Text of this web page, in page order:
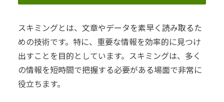
スキミングとは、文章やデータを素早く読み取るた
めの技術です。特に、重要な情報を効率的に見つけ
出すことを目的としています。スキミングは、多く
の情報を短時間で把握する必要がある場面で非常に
役立ちます。